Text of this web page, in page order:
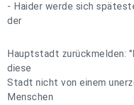
- Haider werde sich
der
Hauptstadt zurückmelden:
diese
Stadt nicht von einem
Menschen